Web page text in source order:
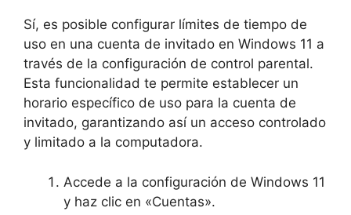
Sí, es posible configurar límites de tiempo de
uso en una cuenta de invitado en Windows 11 a
través de la configuración de control parental.
Esta funcionalidad te permite establecer un
horario específico de uso para la cuenta de
invitado, garantizando así un acceso controlado
y limitado a la computadora.
Accede a la configuración de Windows 11
y haz clic en «Cuentas».